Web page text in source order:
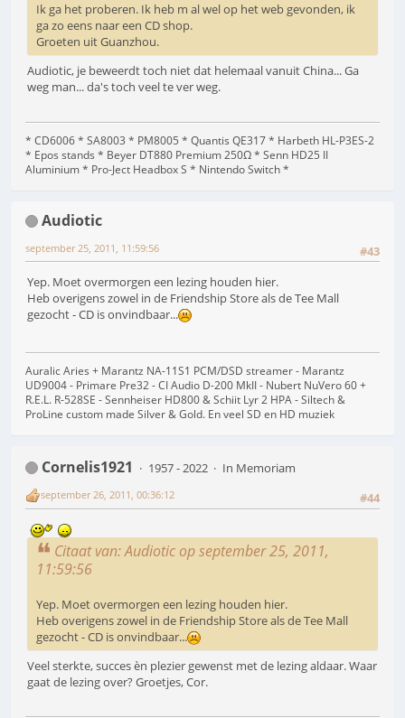
Ik ga het proberen. Ik heb m al wel op het web gevonden, ik
ga zo eens naar een CD shop.
Groeten uit Guanzhou.
Audiotic, je beweerdt toch niet dat helemaal vanuit China... Ga
weg man... da's toch veel te ver weg.
* CD6006 * SA8003 * PM8005 * Quantis QE317 * Harbeth HL-P3ES-2
* Epos stands * Beyer DT880 Premium 250Ω * Senn HD25 II
Aluminium * Pro-Ject Headbox S * Nintendo Switch *
Audiotic
#43
september 25, 2011, 11:59:56
Yep. Moet overmorgen een lezing houden hier.
Heb overigens zowel in de Friendship Store als de Tee Mall
gezocht - CD is onvindbaar...
Auralic Aries + Marantz NA-11S1 PCM/DSD streamer - Marantz
UD9004 - Primare Pre32 - CI Audio D-200 MkII - Nubert NuVero 60 +
R.E.L. R-528SE - Sennheiser HD800 & Schiit Lyr 2 HPA - Siltech &
ProLine custom made Silver & Gold. En veel SD en HD muziek
Cornelis1921 1957 - 2022
In Memoriam
#44
september 26, 2011, 00:36:12
Citaat van: Audiotic op september 25, 2011,
11:59:56
Yep. Moet overmorgen een lezing houden hier.
Heb overigens zowel in de Friendship Store als de Tee Mall
gezocht - CD is onvindbaar...
Veel sterkte, succes èn plezier gewenst met de lezing aldaar. Waar
gaat de lezing over? Groetjes, Cor.